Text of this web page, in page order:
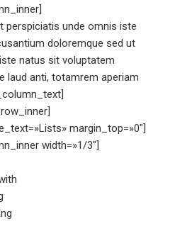
perspiciatis unde omnis iste
doloremque sed ut
natus sit voluptatem
laud anti, totamrem aperiam
margin_top=»0″]
width=»1/3″]